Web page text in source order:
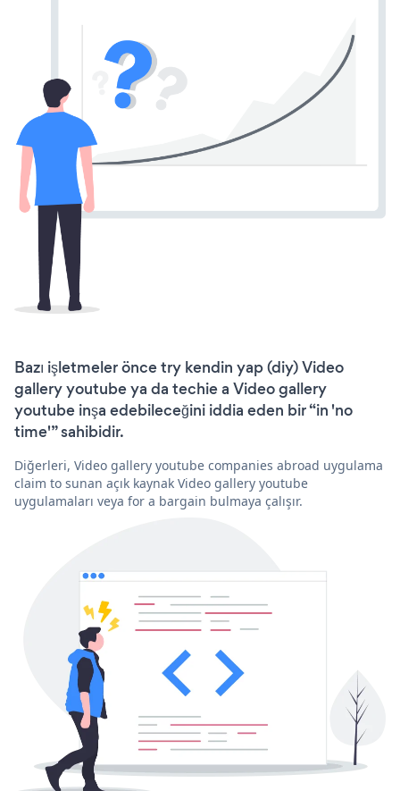
Bazı işletmeler önce try kendin yap (diy) Video
gallery youtube ya da techie a Video gallery
youtube inşa edebileceğini iddia eden bir “in 'no
time'” sahibidir.
Diğerleri, Video gallery youtube companies abroad uygulama
claim to sunan açık kaynak Video gallery youtube
uygulamaları veya for a bargain bulmaya çalışır.